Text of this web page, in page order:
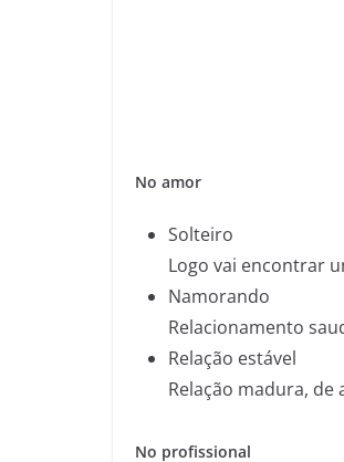
No amor
Solteiro
Logo vai encontrar
Namorando
Relacionamento
Relação estável
Relação madura,
No profissional